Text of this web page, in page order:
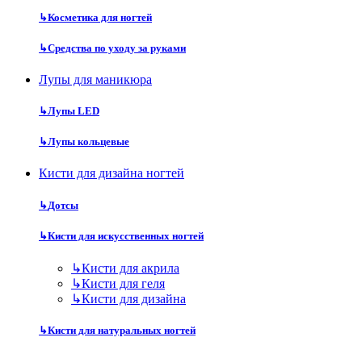
↳Косметика для ногтей
↳Средства по уходу за руками
Лупы для маникюра
↳Лупы LED
↳Лупы кольцевые
Кисти для дизайна ногтей
↳Дотсы
↳Кисти для искусственных ногтей
↳Кисти для акрила
↳Кисти для геля
↳Кисти для дизайна
↳Кисти для натуральных ногтей